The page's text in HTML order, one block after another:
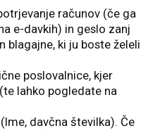
računov (če ga
e-davkih) in geslo zanj
blagajne, ki ju boste želeli
poslovalnice, kjer
lahko pogledate na
davčna številka). Če